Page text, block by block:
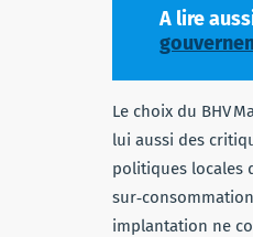
A lire
Le choix du BHV
lui aussi des
politiques locales
implantation ne